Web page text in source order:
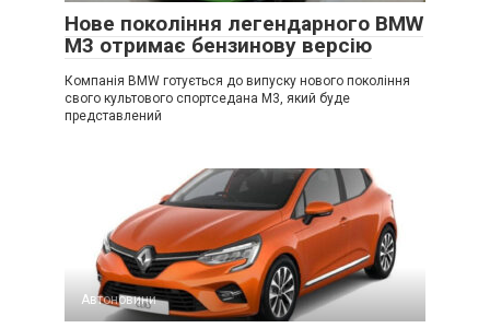
Нове покоління легендарного BMW
M3 отримає бензинову версію
Компанія BMW готується до випуску нового покоління
свого культового спортседана M3, який буде
представлений
Автоновини